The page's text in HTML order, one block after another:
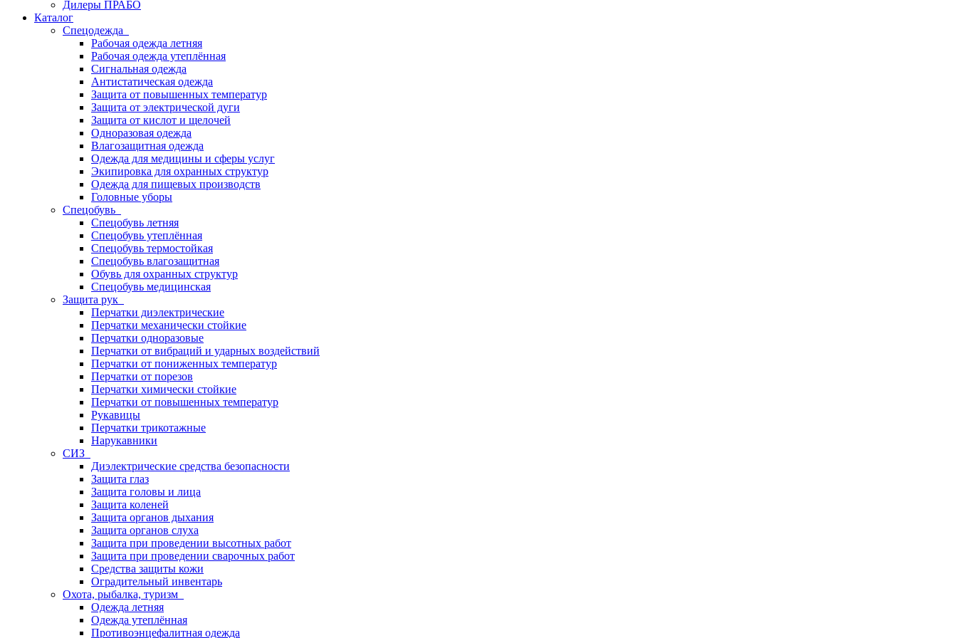
Дилеры ПРАБО
Каталог
Спецодежда
Рабочая одежда летняя
Рабочая одежда утеплённая
Сигнальная одежда
Антистатическая одежда
Защита от повышенных температур
Защита от электрической дуги
Защита от кислот и щелочей
Одноразовая одежда
Влагозащитная одежда
Одежда для медицины и сферы услуг
Экипировка для охранных структур
Одежда для пищевых производств
Головные уборы
Спецобувь
Спецобувь летняя
Спецобувь утеплённая
Спецобувь термостойкая
Спецобувь влагозащитная
Обувь для охранных структур
Спецобувь медицинская
Защита рук
Перчатки диэлектрические
Перчатки механически стойкие
Перчатки одноразовые
Перчатки от вибраций и ударных воздействий
Перчатки от пониженных температур
Перчатки от порезов
Перчатки химически стойкие
Перчатки от повышенных температур
Рукавицы
Перчатки трикотажные
Нарукавники
СИЗ
Диэлектрические средства безопасности
Защита глаз
Защита головы и лица
Защита коленей
Защита органов дыхания
Защита органов слуха
Защита при проведении высотных работ
Защита при проведении сварочных работ
Средства защиты кожи
Оградительный инвентарь
Охота, рыбалка, туризм
Одежда летняя
Одежда утеплённая
Противоэнцефалитная одежда